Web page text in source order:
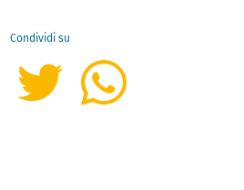
Condividi su